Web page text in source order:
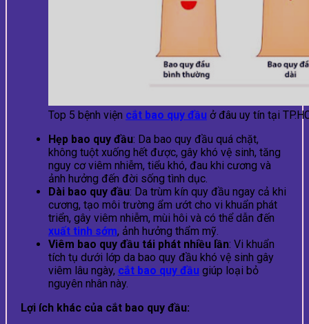
Top 5 bệnh viện cắt bao quy đầu ở đâu uy tín tại
Hẹp bao quy đầu: Da bao quy đầu quá chặt,
không tuột xuống hết được, gây khó vệ sinh, tăng
nguy cơ viêm nhiễm, tiểu khó, đau khi cương và
ảnh hưởng đến đời sống tình dục.
Dài bao quy đầu: Da trùm kín quy đầu ngay cả khi
cương, tạo môi trường ẩm ướt cho vi khuẩn phát
triển, gây viêm nhiễm, mùi hôi và có thể dẫn đến
xuất tinh sớm, ảnh hưởng thẩm mỹ.
Viêm bao quy đầu tái phát nhiều lần: Vi khuẩn
tích tụ dưới lớp da bao quy đầu khó vệ sinh gây
viêm lâu ngày, cắt bao quy đầu giúp loại bỏ
nguyên nhân này.
Lợi ích khác của cắt bao quy đầu: